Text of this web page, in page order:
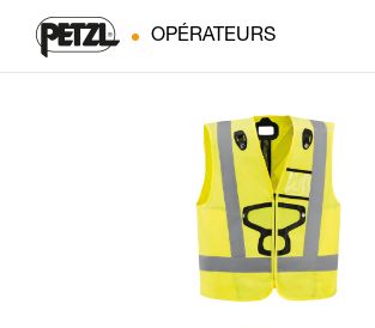
OPÉRATEURS